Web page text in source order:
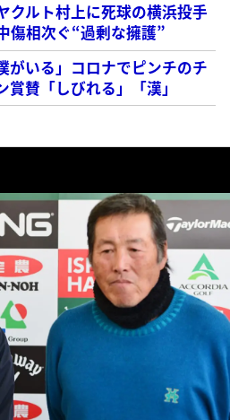
クルト村上に死球の横浜投手
傷相次ぐ“過剰な擁護”
がいる」コロナでピンチのチ
賛「しびれる」「漢」